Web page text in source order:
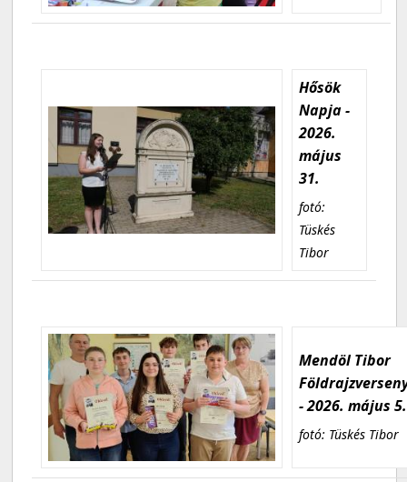
Hősök
Napja -
2026.
május
31.
fotó:
Tüskés
Tibor
Mendöl Tibor
- 2026. május 5.
fotó: Tüskés Tibor